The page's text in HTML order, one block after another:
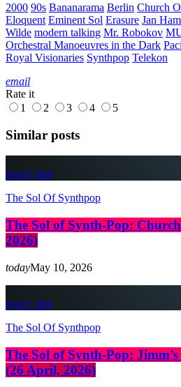
2000 90s Bananarama Berlin Church
Eloquent Eminent Sol Erasure Jan
Wilde modern talking Mr. Robokov
Orchestral Manoeuvres in the Dark
Royal Visionaries Synthpop Telekon
email
Rate it
1
2 3 4 5
Similar posts
insert_link
The Sol Of Synthpop
The Sol of Synth-Pop:
2026)
todayMay 10, 2026
insert_link
The Sol Of Synthpop
The Sol of Synth-Pop:
(26 April, 2026)